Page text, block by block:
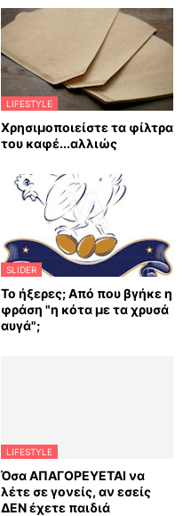
LIFESTYLE
Χρησιμοποιείστε τα φίλτρα
του καφέ...αλλιώς
SLIDER
Το ήξερες; Από που βγήκε η
φράση "η κότα με τα χρυσά
αυγά";
LIFESTYLE
Όσα ΑΠΑΓΟΡΕΥΕΤΑΙ να
λέτε σε γονείς, αν εσείς
ΔΕΝ έχετε παιδιά